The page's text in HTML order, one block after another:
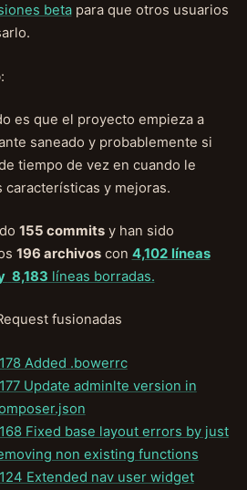
betapara que otros usuarios
:
es que el proyecto empieza a
saneado y probablemente si
tiempo de vez en cuando le
características y mejoras.
155 commitsy han sido
196 archivoscon 4,102 líneas
8,183 líneas borradas.
fusionadas
Added .bowerrc
Update adminlte version in
Fixed base layout errors by just
non existing functions
Extended nav user widget